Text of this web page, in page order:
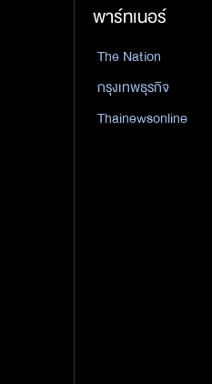
พาร์ทเนอร์
The Nation
กรุงเทพธุรกิจ
Thainewsonline